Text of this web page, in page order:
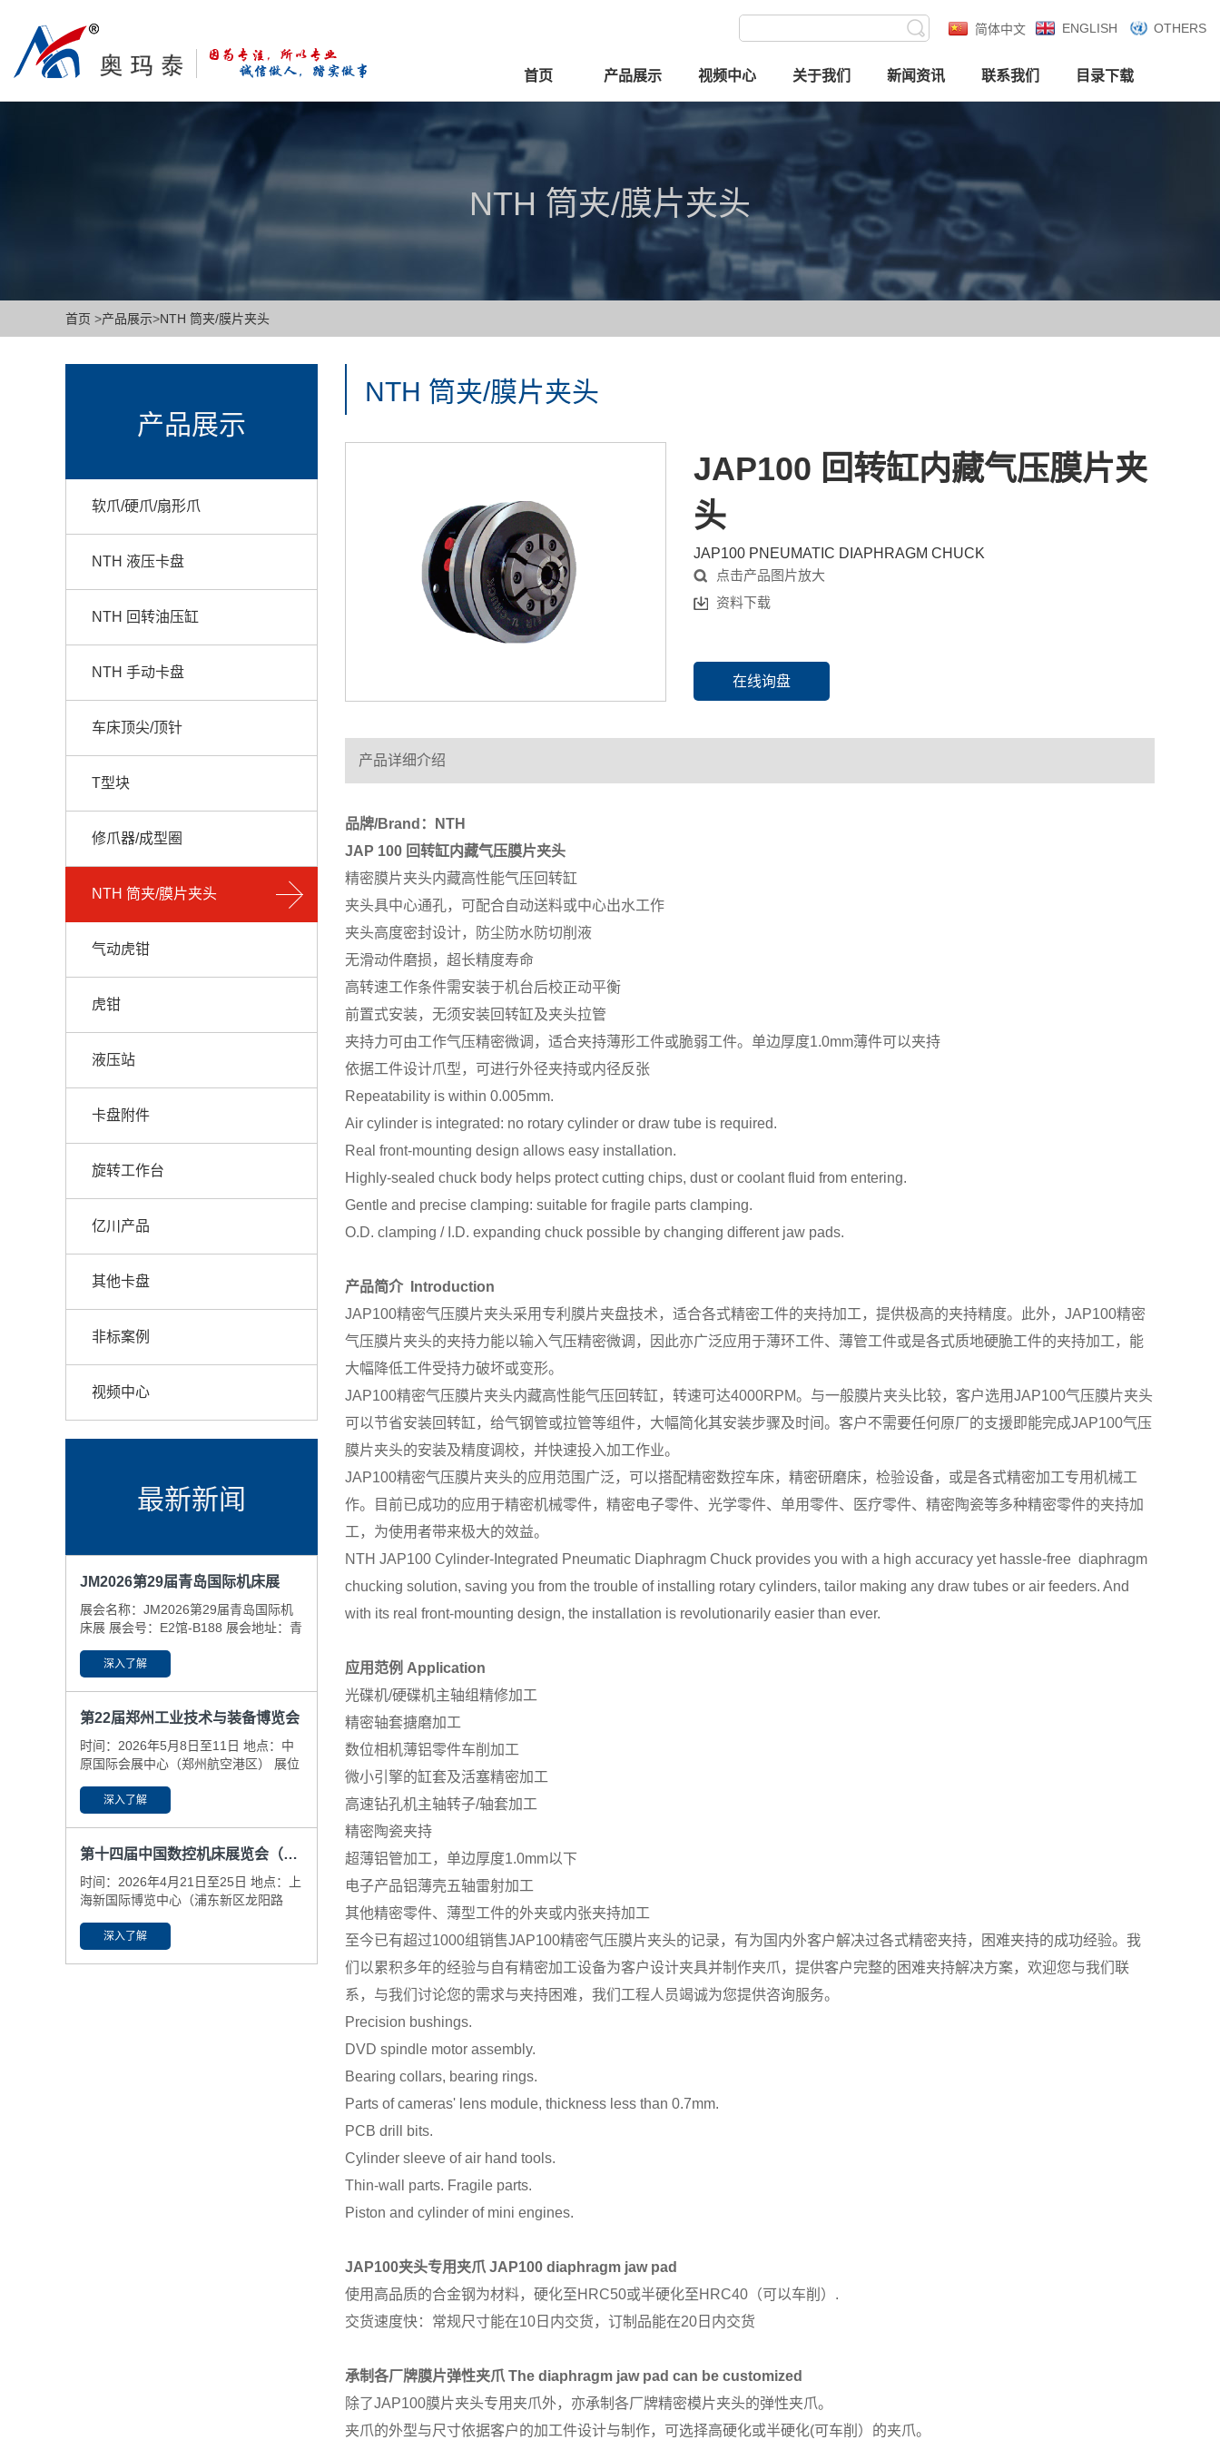
简体中文 ENGLISH OTHERS
首页 产品展示 视频中心 关于我们 新闻资讯 联系我们 目录下载
NTH 筒夹/膜片夹头
首页 >产品展示>NTH 筒夹/膜片夹头
产品展示
软爪/硬爪/扇形爪
NTH 液压卡盘
NTH 回转油压缸
NTH 手动卡盘
车床顶尖/顶针
T型块
修爪器/成型圈
NTH 筒夹/膜片夹头
气动虎钳
虎钳
液压站
卡盘附件
旋转工作台
亿川产品
其他卡盘
非标案例
视频中心
最新新闻
JM2026第29届青岛国际机床展
展会名称：JM2026第29届青岛国际机
床展 展会号：E2馆-B188 展会地址：青
6.25-29
深入了解
第22届郑州工业技术与装备博览会
时间：2026年5月8日至11日 地点：中
原国际会展中心（郑州航空港区） 展位
深入了解
第十四届中国数控机床展览会（CCMT2026）
时间：2026年4月21日至25日 地点：上
海新国际博览中心（浦东新区龙阳路
A381深入了解
NTH 筒夹/膜片夹头
JAP100 回转缸内藏气压膜片夹
头
JAP100 PNEUMATIC DIAPHRAGM CHUCK
点击产品图片放大
资料下载
在线询盘
产品详细介绍
品牌/Brand：NTH
JAP 100 回转缸内藏气压膜片夹头
精密膜片夹头内藏高性能气压回转缸
夹头具中心通孔，可配合自动送料或中心出水工作
夹头高度密封设计，防尘防水防切削液
无滑动件磨损，超长精度寿命
高转速工作条件需安装于机台后校正动平衡
前置式安装，无须安装回转缸及夹头拉管
夹持力可由工作气压精密微调，适合夹持薄形工件或脆弱工件。单边厚度1.0mm薄件可以夹持
依据工件设计爪型，可进行外径夹持或内径反张
Repeatability is within 0.005mm.
Air cylinder is integrated: no rotary cylinder or draw tube is required.
Real front-mounting design allows easy installation.
Highly-sealed chuck body helps protect cutting chips, dust or coolant fluid from entering.
Gentle and precise clamping: suitable for fragile parts clamping.
O.D. clamping / I.D. expanding chuck possible by changing different jaw pads.
产品简介 Introduction
JAP100精密气压膜片夹头采用专利膜片夹盘技术，适合各式精密工件的夹持加工，提供极高的夹持精度。此外，JAP100精密
气压膜片夹头的夹持力能以输入气压精密微调，因此亦广泛应用于薄环工件、薄管工件或是各式质地硬脆工件的夹持加工，能
大幅降低工件受持力破坏或变形。
JAP100精密气压膜片夹头内藏高性能气压回转缸，转速可达4000RPM。与一般膜片夹头比较，客户选用JAP100气压膜片夹头
可以节省安装回转缸，给气钢管或拉管等组件，大幅简化其安装步骤及时间。客户不需要任何原厂的支援即能完成JAP100气压
膜片夹头的安装及精度调校，并快速投入加工作业。
JAP100精密气压膜片夹头的应用范围广泛，可以搭配精密数控车床，精密研磨床，检验设备，或是各式精密加工专用机械工
作。目前已成功的应用于精密机械零件，精密电子零件、光学零件、单用零件、医疗零件、精密陶瓷等多种精密零件的夹持加
工，为使用者带来极大的效益。
NTH JAP100 Cylinder-Integrated Pneumatic Diaphragm Chuck provides you with a high accuracy yet hassle-free diaphragm
chucking solution, saving you from the trouble of installing rotary cylinders, tailor making any draw tubes or air feeders. And
with its real front-mounting design, the installation is revolutionarily easier than ever.
应用范例 Application
光碟机/硬碟机主轴组精修加工
精密轴套搪磨加工
数位相机薄铝零件车削加工
微小引擎的缸套及活塞精密加工
高速钻孔机主轴转子/轴套加工
精密陶瓷夹持
超薄铝管加工，单边厚度1.0mm以下
电子产品铝薄壳五轴雷射加工
其他精密零件、薄型工件的外夹或内张夹持加工
至今已有超过1000组销售JAP100精密气压膜片夹头的记录，有为国内外客户解决过各式精密夹持，困难夹持的成功经验。我
们以累积多年的经验与自有精密加工设备为客户设计夹具并制作夹爪，提供客户完整的困难夹持解决方案，欢迎您与我们联
系，与我们讨论您的需求与夹持困难，我们工程人员竭诚为您提供咨询服务。
Precision bushings.
DVD spindle motor assembly.
Bearing collars, bearing rings.
Parts of cameras' lens module, thickness less than 0.7mm.
PCB drill bits.
Cylinder sleeve of air hand tools.
Thin-wall parts. Fragile parts.
Piston and cylinder of mini engines.
JAP100夹头专用夹爪 JAP100 diaphragm jaw pad
使用高品质的合金钢为材料，硬化至HRC50或半硬化至HRC40（可以车削）.
交货速度快：常规尺寸能在10日内交货，订制品能在20日内交货
承制各厂牌膜片弹性夹爪 The diaphragm jaw pad can be customized
除了JAP100膜片夹头专用夹爪外，亦承制各厂牌精密模片夹头的弹性夹爪。
夹爪的外型与尺寸依据客户的加工件设计与制作，可选择高硬化或半硬化(可车削）的夹爪。